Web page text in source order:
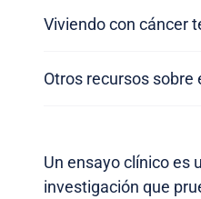
Viviendo con cáncer
Otros recursos
Un ensayo clínico es
investigación que